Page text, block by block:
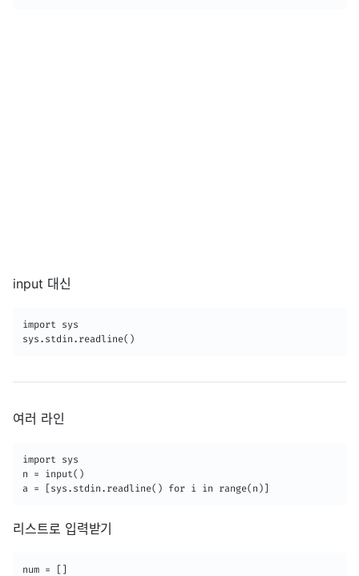
input 대신
import sys
여러 라인
import sys
n = input()
a = [sys.stdin.readline() for i in range(n)]
리스트로 입력받기
num = []